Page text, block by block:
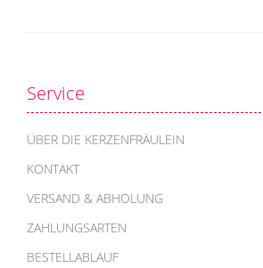
Service
ÜBER DIE KERZENFRÄULEIN
KONTAKT
VERSAND & ABHOLUNG
ZAHLUNGSARTEN
BESTELLABLAUF